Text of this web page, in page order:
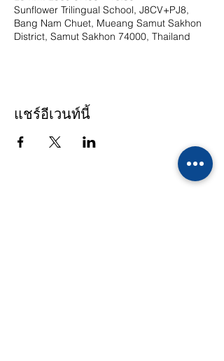
Sunflower Trilingual School, J8CV+PJ8,
Bang Nam Chuet, Mueang Samut Sakhon
District, Samut Sakhon 74000, Thailand
แชร์อีเวนท์นี้